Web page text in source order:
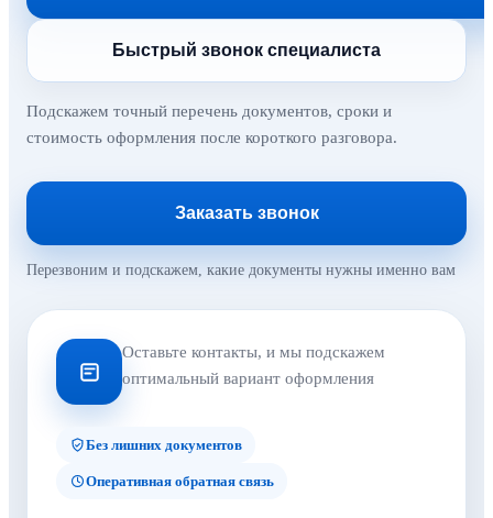
Быстрый звонок специалиста
Подскажем точный перечень документов, сроки и
стоимость оформления после короткого разговора.
Заказать звонок
Перезвоним и подскажем, какие документы нужны именно вам
Оставьте контакты, и мы подскажем
оптимальный вариант оформления
Без лишних документов
Оперативная обратная связь